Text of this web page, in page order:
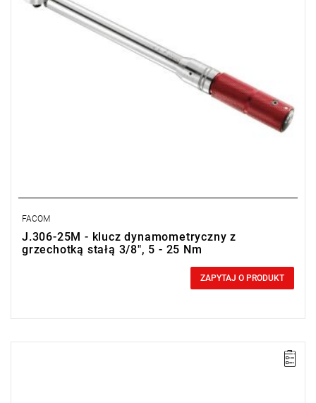
FACOM
J.306-25M - klucz dynamometryczny z
grzechotką stałą 3/8", 5 - 25 Nm
ZAPYTAJ O PRODUKT